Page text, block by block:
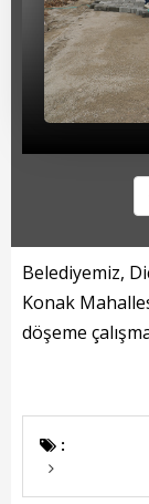
Borç Bilgileri
Tahakkuk
Tahsilat
Online Ödeme
Sicil Arama
Şikayet
Başkanın
Belediyemiz,
Konak
döşeme
: